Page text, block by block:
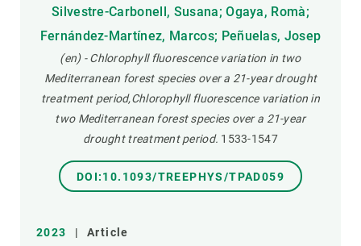
Silvestre-Carbonell, Susana; Ogaya, Romà;
Fernández-Martínez, Marcos; Peñuelas, Josep
(en) - Chlorophyll fluorescence variation in two
Mediterranean forest species over a 21-year drought
treatment period,Chlorophyll fluorescence variation in
two Mediterranean forest species over a 21-year
drought treatment period. 1533-1547
DOI:10.1093/TREEPHYS/TPAD059
2023 | Article